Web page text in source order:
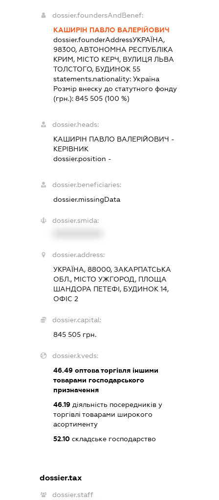
dossier.foundersAndBenef:
КАШИРІН ПАВЛО ВАЛЕРІЙОВИЧ
dossier.founderAddressУКРАЇНА,
98300, АВТОНОМНА РЕСПУБЛІКА
КРИМ, МІСТО КЕРЧ, ВУЛИЦЯ ЛЬВА
ТОЛСТОГО, БУДИНОК 55
statements.nationality: Україна
Розмір внеску до статутного фонду
(грн.): 845 505(100 %)
dossier.heads:
КАШИРІН ПАВЛО ВАЛЕРІЙОВИЧ -
КЕРІВНИК
dossier.position -
dossier.beneficiaries:
dossier.missingData
dossier.smida:
dossier.address:
УКРАЇНА, 88000, ЗАКАРПАТСЬКА
ОБЛ., МІСТО УЖГОРОД, ПЛОЩА
ШАНДОРА ПЕТЕФІ, БУДИНОК 14,
ОФІС 2
dossier.capital:
845 505 грн.
dossier.kveds:
46.49оптова торгівля іншими
товарами господарського
призначення
46.19діяльність посередників у
торгівлі товарами широкого
асортименту
52.10складське господарство
dossier.tax
dossier.staff